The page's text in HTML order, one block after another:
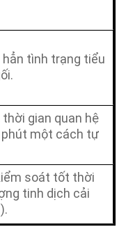
hẳn tình trạng tiểu
gian quan hệ
một cách tự
soát tốt thời
tinh dịch cải